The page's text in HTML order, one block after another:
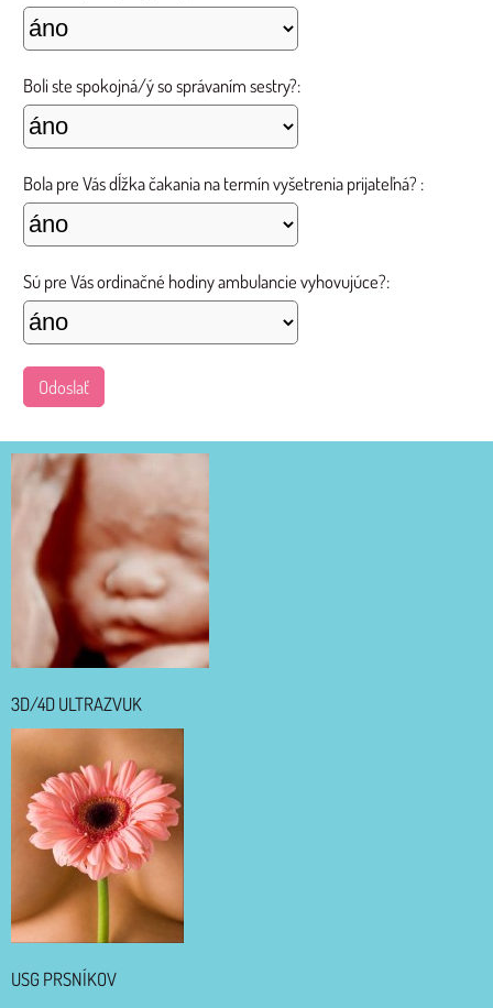
Boli ste spokojná/ý so správaním sestry?:
Bola pre Vás dĺžka čakania na termín vyšetrenia prijateľná? :
Sú pre Vás ordinačné hodiny ambulancie vyhovujúce?:
Odoslať
3D/4D ULTRAZVUK
USG PRSNÍKOV